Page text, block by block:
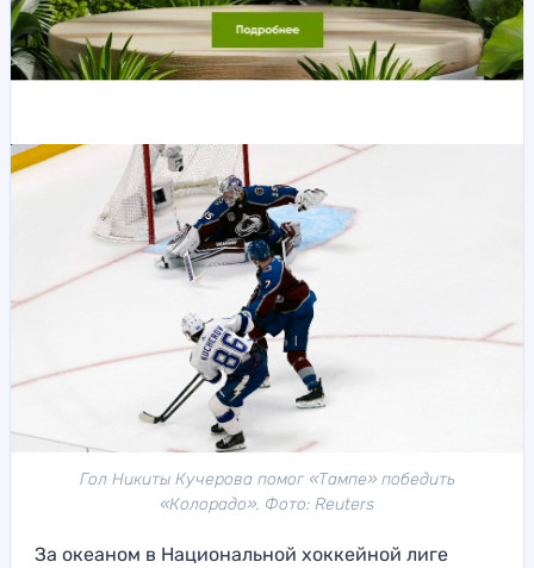
Гол Никиты Кучерова помог «Тампе» победить
«Колорадо». Фото: Reuters
За океаном в Национальной хоккейной лиге